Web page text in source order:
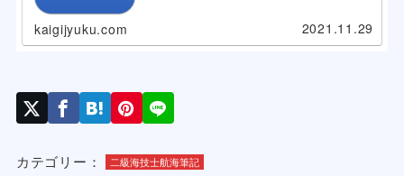
kaigijyuku.com 2021.11.29
カテゴリー： 二級海技士航海筆記